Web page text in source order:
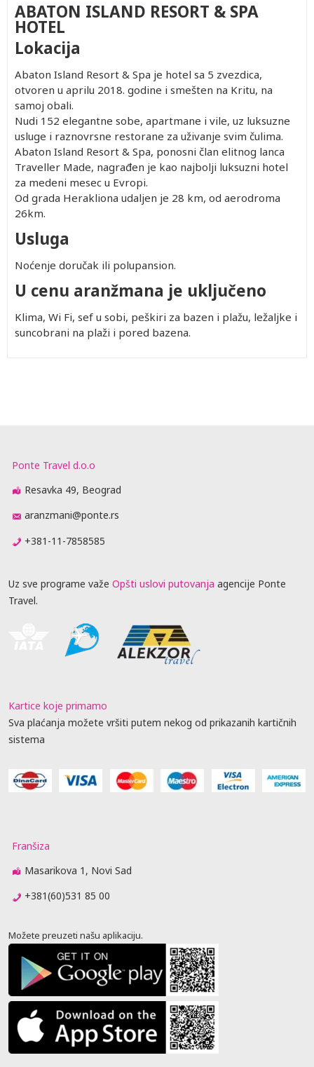
ABATON ISLAND RESORT & SPA
HOTEL
Lokacija
Abaton Island Resort & Spa je hotel sa 5 zvezdica,
otvoren u aprilu 2018. godine i smešten na Kritu, na
samoj obali.
Nudi 152 elegantne sobe, apartmane i vile, uz luksuzne
usluge i raznovrsne restorane za uživanje svim čulima.
Abaton Island Resort & Spa, ponosni član elitnog lanca
Traveller Made, nagrađen je kao najbolji luksuzni hotel
za medeni mesec u Evropi.
Od grada Herakliona udaljen je 28 km, od aerodroma
26km.
Usluga
Noćenje doručak ili polupansion.
U cenu aranžmana je uključeno
Klima, Wi Fi, sef u sobi, peškiri za bazen i plažu, ležaljke i
suncobrani na plaži i pored bazena.
Ponte Travel d.o.o
Resavka 49, Beograd
aranzmani@ponte.rs
+381-11-7858585
Uz sve programe važe Opšti uslovi putovanja agencije Ponte
Travel.
Kartice koje primamo
Sva plaćanja možete vršiti putem nekog od prikazanih kartičnih
sistema
Franšiza
Masarikova 1, Novi Sad
+381(60)531 85 00
Možete preuzeti našu aplikaciju.